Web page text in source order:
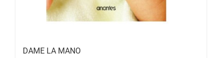
DAME LA MANO